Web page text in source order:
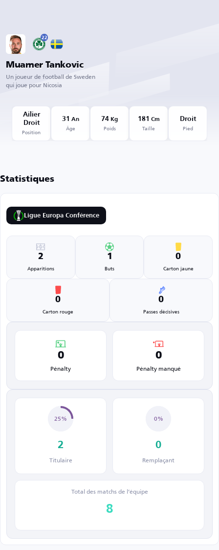
22
Muamer Tankovic
Un joueur de football de Sweden
qui joue pour Nicosia
Ailier
Droit
Position
31 An
Âge
74 Kg
Poids
181 Cm
Taille
Droit
Pied
Statistiques
Ligue Europa Conférence
2
Apparitions
1
Buts
0
Carton jaune
0
Carton rouge
0
Passes décisives
0
Pénalty
0
Pénalty manqué
25%
2
Titulaire
0%
0
Remplaçant
Total des matchs de l’équipe
8